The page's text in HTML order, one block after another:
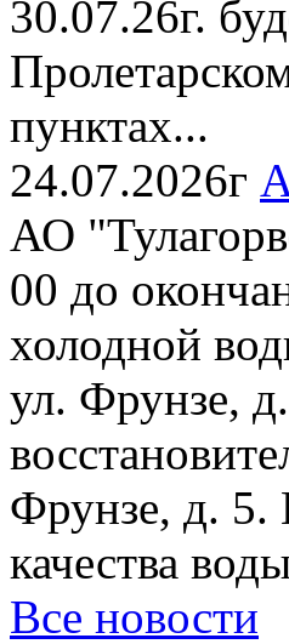
30.07.26г.
пунктах...
24.07.2026г
АО
00 до
холодной
ул. Фрунзе,
Фрунзе, д. 5.
качества
Все новости